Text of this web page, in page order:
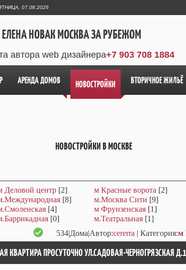
07.08.2026
НОВАК МОСКВА ЗА РУБЕЖОМ
автора web дизайнера+7 903 708 1884
АРЕНДА ДОМОВ НОВОСТРОЙКИ ВТОРИЧНОЕ ЖИЛЬЁ
НОВОСТРОЙКИ В МОСКВЕ
Деловой центр [2] м Красные ворота [2]
[8] м.Москва Сити [9]
[4] м Фрунзенская [1]
[0] м.Театральная [1]
534|Дома|Автор:cererra | Категория:м
КВАРТИРА ПРОСУТОЧНО УЛ.САДОВАЯ-ЧЕРНОГРЯЗСКАЯ